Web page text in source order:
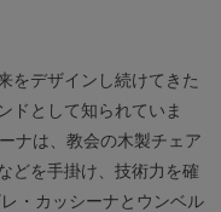
をデザインし続けてきた
ドとして知られていま
ナは、教会の木製チェア
どを手掛け、技術力を確
・カッシーナとウンベル